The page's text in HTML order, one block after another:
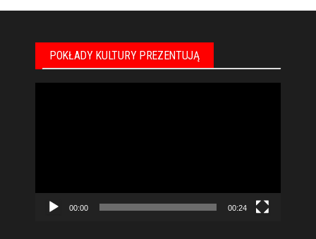
POKŁADY KULTURY PREZENTUJĄ
00:00 00:24